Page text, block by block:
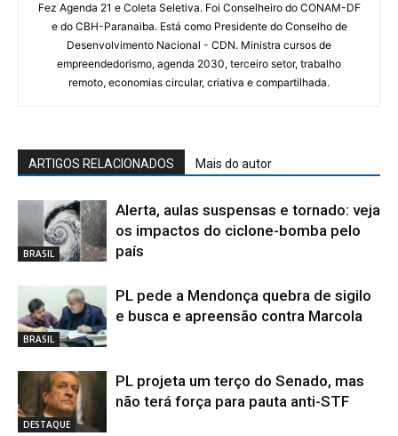
Fez Agenda 21 e Coleta Seletiva. Foi Conselheiro do CONAM-DF
e do CBH-Paranaiba. Está como Presidente do Conselho de
Desenvolvimento Nacional - CDN. Ministra cursos de
empreendedorismo, agenda 2030, terceiro setor, trabalho
remoto, economias circular, criativa e compartilhada.
ARTIGOS RELACIONADOS Mais do autor
BRASIL
Alerta, aulas suspensas e tornado: veja
os impactos do ciclone-bomba pelo
país
BRASIL
PL pede a Mendonça quebra de sigilo
e busca e apreensão contra Marcola
DESTAQUE
PL projeta um terço do Senado, mas
não terá força para pauta anti-STF